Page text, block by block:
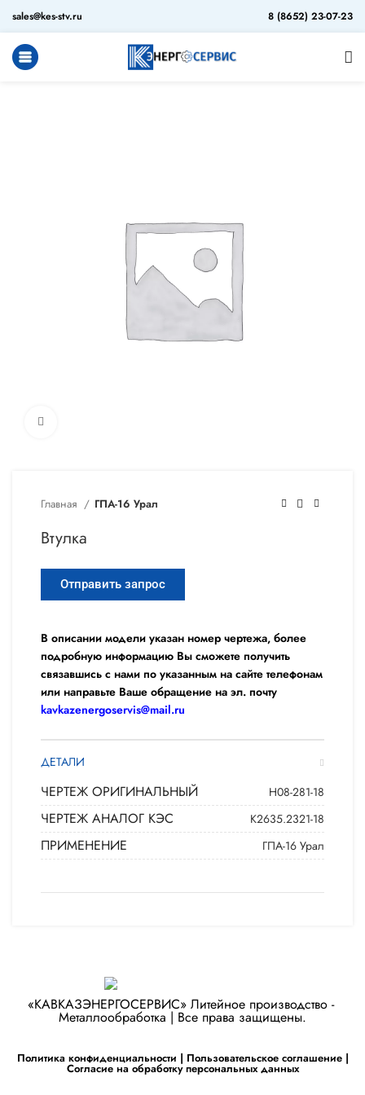
sales@kes-stv.ru 8 (8652) 23-07-23
Главная ГПА-16 Урал
Втулка
Отправить запрос
В описании модели указан номер чертежа, более
подробную информацию Вы сможете получить
связавшись с нами по указанным на сайте телефонам
или направьте Ваше обращение на эл. почту
kavkazenergoservis@mail.ru
ДЕТАЛИ
ЧЕРТЕЖ ОРИГИНАЛЬНЫЙ Н08-281-18
ЧЕРТЕЖ АНАЛОГ КЭС К2635.2321-18
ПРИМЕНЕНИЕ ГПА-16 Урал
«КАВКАЗЭНЕРГОСЕРВИС» ​Литейное производство - ​
Металлообработка | Все права защищены.
Политика конфиденциальности | Пользовательское соглашение|
Согласие на обработку персональных данных